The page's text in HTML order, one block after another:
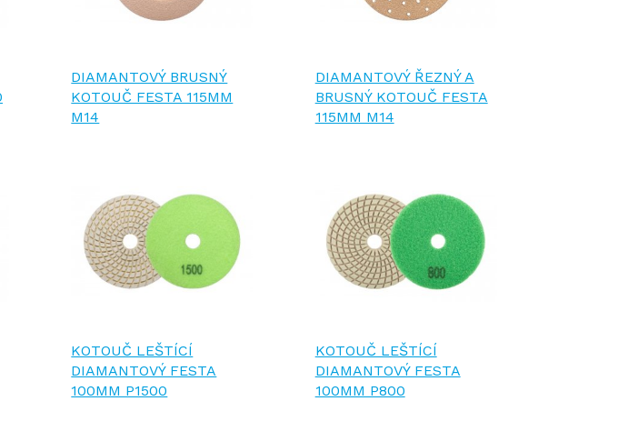
DIAMANTOVÝ BRUSNÝ
KOTOUČ FESTA 115MM
M14
DIAMANTOVÝ ŘEZNÝ A
BRUSNÝ KOTOUČ FESTA
115MM M14
KOTOUČ LEŠTÍCÍ
DIAMANTOVÝ FESTA
100MM P1500
KOTOUČ LEŠTÍCÍ
DIAMANTOVÝ FESTA
100MM P800